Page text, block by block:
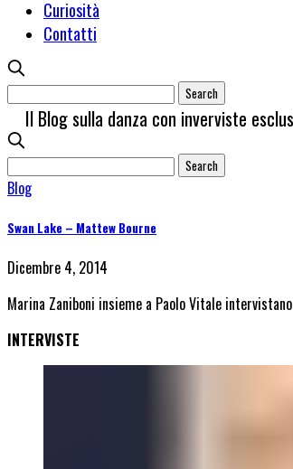
Curiosità
Contatti
Il Blog sulla danza con inverviste
Blog
Swan Lake – Mattew Bourne
Dicembre 4, 2014
Marina Zaniboni insieme a Paolo Vitale
INTERVISTE